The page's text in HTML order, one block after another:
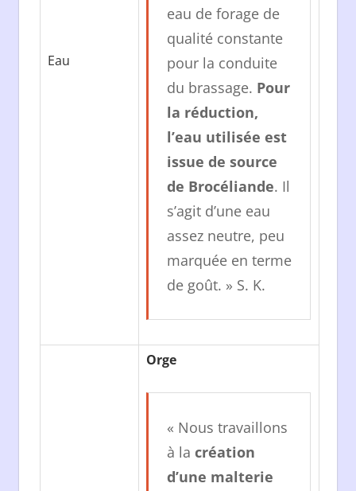
Eau
eau de forage de
qualité constante
pour la conduite
du brassage. Pour
la réduction,
l’eau utilisée est
issue de source
de Brocéliande. Il
s’agit d’une eau
assez neutre, peu
marquée en terme
de goût. » S. K.
Orge
« Nous travaillons
à la création
d’une malterie